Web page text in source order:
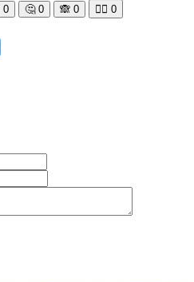
0 🤔 0 🙈 0 🧘‍♀️ 0